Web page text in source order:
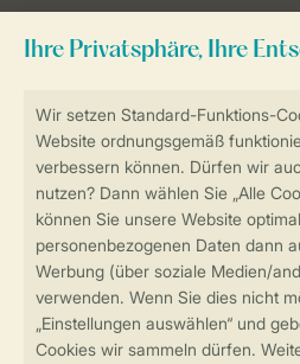
Sicherstellung
Sicher und schnell zur
Sichere Datenübertragung
Sicheres Bezahlen